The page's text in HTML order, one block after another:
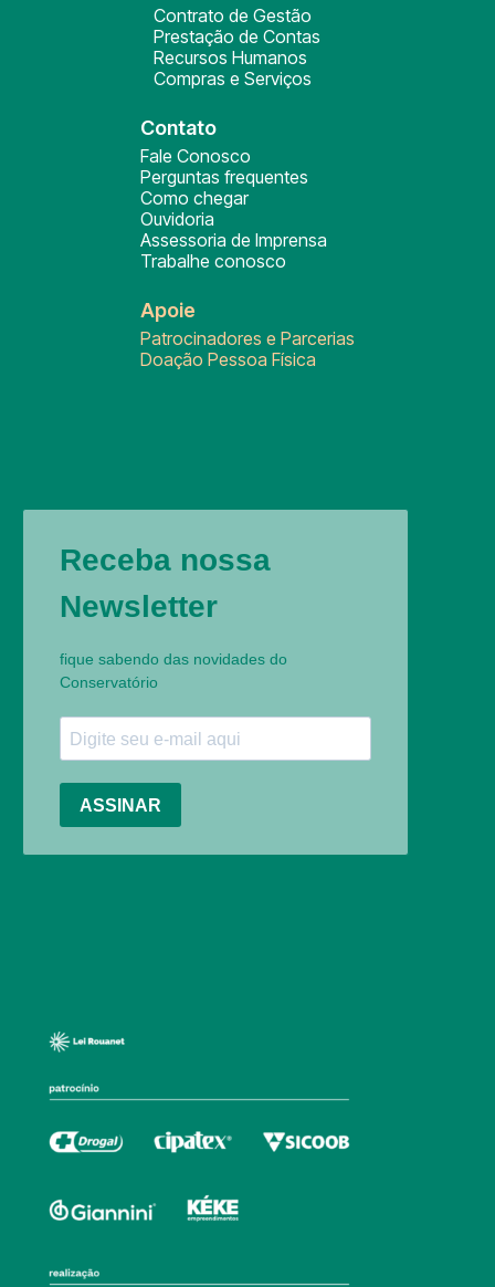
Contrato de Gestão
Prestação de Contas
Recursos Humanos
Compras e Serviços
Contato
Fale Conosco
Perguntas frequentes
Como chegar
Ouvidoria
Assessoria de Imprensa
Trabalhe conosco
Apoie
Patrocinadores e Parcerias
Doação Pessoa Física